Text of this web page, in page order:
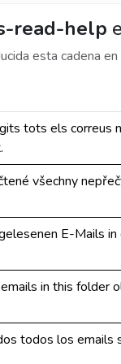
read-help
esta cadena
tots els correus
všechny
E-Mails
in this folder
todos los emails